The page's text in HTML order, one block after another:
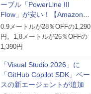
ーブル「PowerLine III
Flow」が安い！【Amazon暮
らし応援サマーSale】
0.9メートルが28％OFFの1,290
円。1,8メートルが26％OFFの
1,390円
「Visual Studio 2026」に
「GitHub Copilot SDK」ベー
スの新エージェントが追加